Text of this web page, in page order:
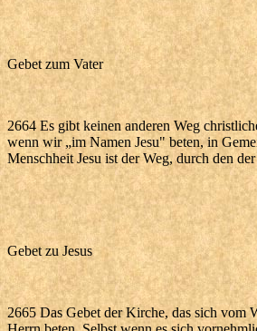
Gebet zum Vater
2664 Es gibt keinen anderen Weg
wenn wir „im Namen Jesu" beten, in
Menschheit Jesu ist der Weg, durch den
Gebet zu Jesus
2665 Das Gebet der Kirche, das sich vom